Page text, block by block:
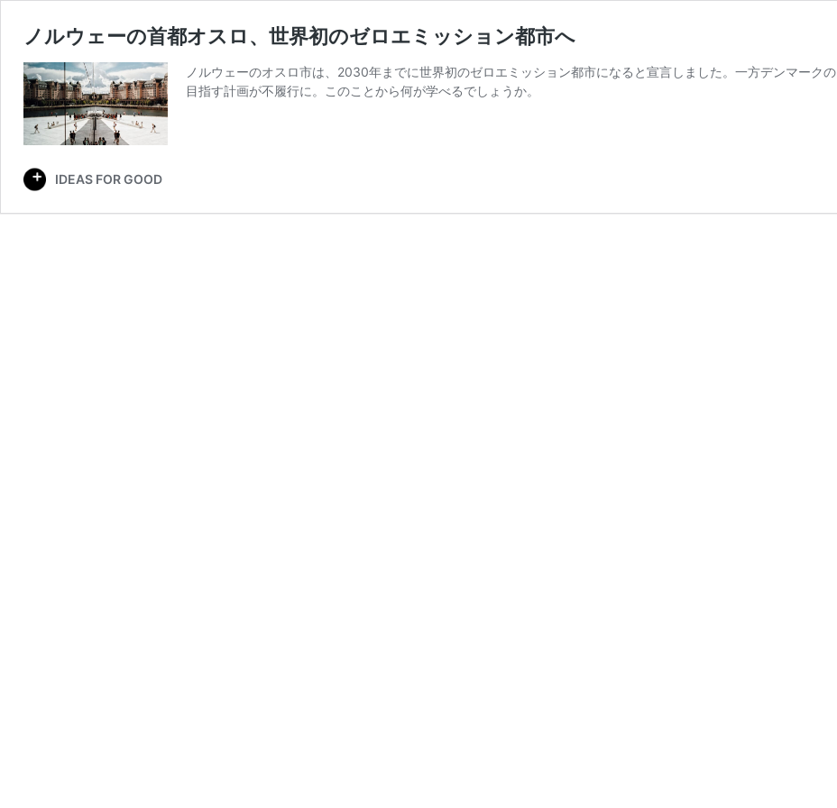
ノルウェーの首都オスロ、世界初のゼロエミッション都市へ
ノルウェーのオスロ市は、2030年までに世界初のゼロエミッション都市になると宣言しました。一方デンマーク
目指す計画が不履行に。このことから何が学べるでしょうか。
IDEAS FOR GOOD